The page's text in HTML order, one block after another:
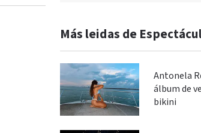
Más leidas de
Antonela
álbum de
bikini